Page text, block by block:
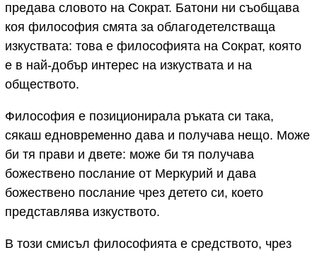
предава словото на Сократ. Батони ни съобщава
коя философия смята за облагодетелстваща
изкуствата: това е философията на Сократ, която
е в най-добър интерес на изкуствата и на
обществото.
Философия е позиционирала ръката си така,
сякаш едновременно дава и получава нещо. Може
би тя прави и двете: може би тя получава
божествено послание от Меркурий и дава
божествено послание чрез детето си, което
представлява изкуството.
В този смисъл философията е средството, чрез